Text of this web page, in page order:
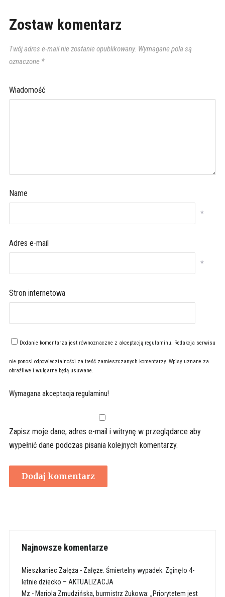
Zostaw komentarz
Twój adres e-mail nie zostanie opublikowany. Wymagane pola są
oznaczone *
Wiadomość
Name
*
Adres e-mail
*
Stron internetowa
Dodanie komentarza jest równoznaczne z akceptacją regulaminu. Redakcja serwisu
nie ponosi odpowiedzialności za treść zamieszczanych komentarzy. Wpisy uznane za
obraźliwe i wulgarne będą usuwane.
Wymagana akceptacja regulaminu!
Zapisz moje dane, adres e-mail i witrynę w przeglądarce aby
wypełnić dane podczas pisania kolejnych komentarzy.
Najnowsze komentarze
Mieszkaniec Załęża - Załęże. Śmiertelny wypadek. Zginęło 4-
letnie dziecko – AKTUALIZACJA
Mz - Mariola Zmudzińska, burmistrz Żukowa: „Priorytetem jest